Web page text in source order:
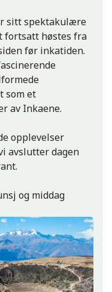
sitt spektakulære
fortsatt høstes fra
før inkatiden.
som et
av Inkaene.
opplevelser
avslutter dagen
og middag